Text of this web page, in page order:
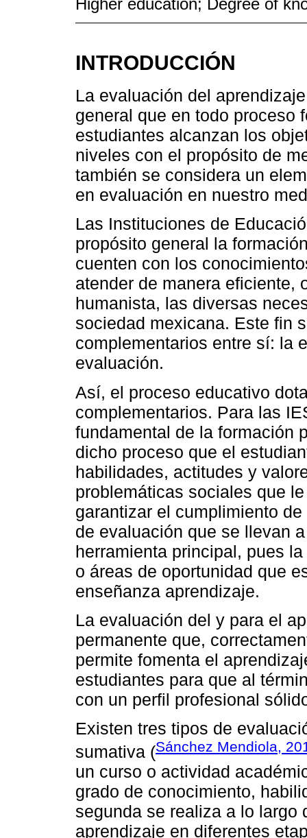
Higher education; Degree of
INTRODUCCIÓN
La evaluación del
general que en todo proceso
estudiantes alcanzan los
niveles con el propósito de
también se considera un
en evaluación en nuestro
Las Instituciones de
propósito general la
cuenten con los
atender de manera eficiente,
humanista, las diversas
sociedad mexicana. Este fin
complementarios entre sí: la
evaluación.
Así, el proceso educativo
complementarios. Para las
fundamental de la formación
dicho proceso que el
habilidades, actitudes y
problemáticas sociales que
garantizar el cumplimiento
de evaluación que se llevan
herramienta principal, pues
o áreas de oportunidad que
enseñanza aprendizaje.
La evaluación del y para el
permanente que,
permite fomenta el
estudiantes para que al
con un perfil profesional
Existen tres tipos de
sumativa (Sánchez Mendiola,
un curso o actividad
grado de conocimiento,
segunda se realiza a lo largo
aprendizaje en diferentes